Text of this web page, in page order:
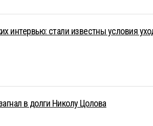
интервью: стали известны условия
в долги Николу Цолова